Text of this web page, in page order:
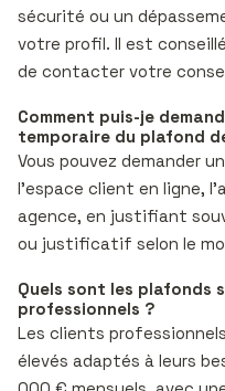
sécurité ou un
votre profil. Il est
de contacter votre
Comment puis-je
temporaire du plafond
Vous pouvez demander
l’espace client en ligne,
agence, en justifiant
ou justificatif selon le
Quels sont les plafonds
professionnels ?
Les clients
élevés adaptés à leurs